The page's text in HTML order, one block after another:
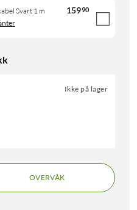
Svart 1 m 15990
Ikke på lager
OVERVÅK